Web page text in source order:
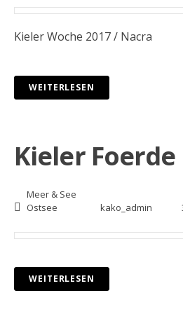
Kieler Woche 2017 / Nacra
WEITERLESEN
Kieler Foerde
Meer & See
Ostsee
kako_admin
WEITERLESEN